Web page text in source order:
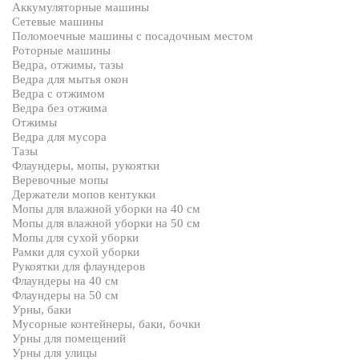
Аккумуляторные машины
Сетевые машины
Поломоечные машины с посадочным местом
Роторные машины
Ведра, отжимы, тазы
Ведра для мытья окон
Ведра с отжимом
Ведра без отжима
Отжимы
Ведра для мусора
Тазы
Флаундеры, мопы, рукоятки
Веревочные мопы
Держатели мопов кентукки
Мопы для влажной уборки на 40 см
Мопы для влажной уборки на 50 см
Мопы для сухой уборки
Рамки для сухой уборки
Рукоятки для флаундеров
Флаундеры на 40 см
Флаундеры на 50 см
Урны, баки
Мусорные контейнеры, баки, бочки
Урны для помещений
Урны для улицы